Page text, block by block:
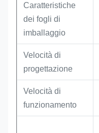
Caratteristiche
dei fogli di
imballaggio
Velocità di
progettazione
Velocità di
funzionamento